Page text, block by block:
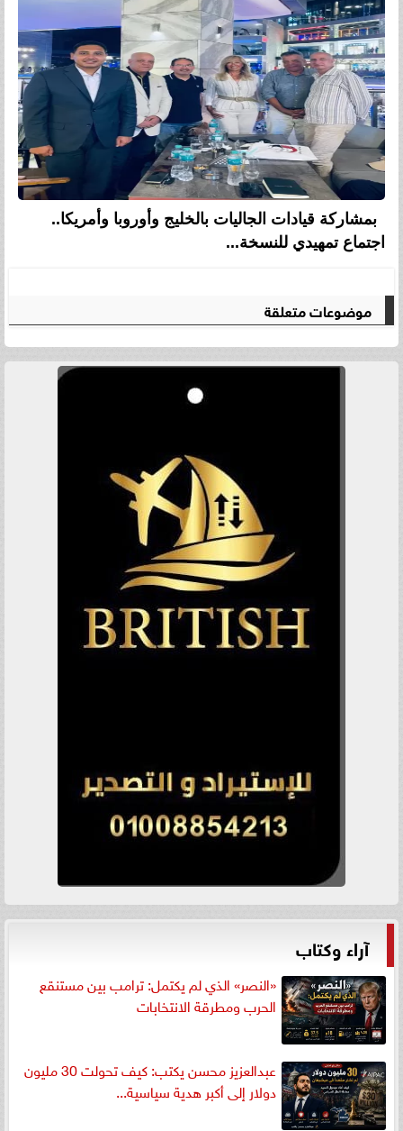
بمشاركة قيادات الجاليات بالخليج وأوروبا وأمريكا..
اجتماع تمهيدي للنسخة...
موضوعات متعلقة
آراء وكتاب
«النصر» الذي لم يكتمل: ترامب بين مستنقع
الحرب ومطرقة الانتخابات
عبدالعزيز محسن يكتب: كيف تحولت 30 مليون
دولار إلى أكبر هدية سياسية...